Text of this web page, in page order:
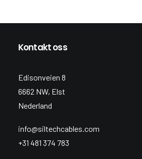
Kontakt oss
Edisonveien 8
6662 NW, Elst
Nederland
info@siltechcables.com
+31 481 374 783